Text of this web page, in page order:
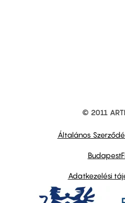
© 2011
Általános
Adatkezelési